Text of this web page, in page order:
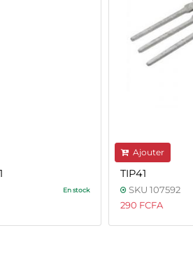
En stock
Ajouter
TIP41
SKU 107592
290 FCFA